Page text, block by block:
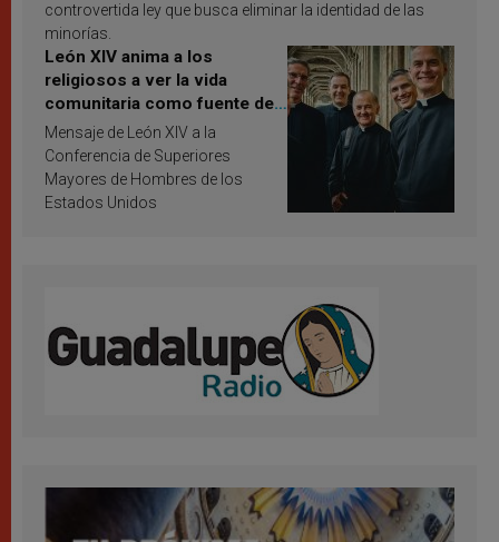
controvertida ley que busca eliminar la identidad de las
minorías.
León XIV anima a los
religiosos a ver la vida
comunitaria como fuente de
inspiración y santificación
Mensaje de León XIV a la
Conferencia de Superiores
Mayores de Hombres de los
Estados Unidos